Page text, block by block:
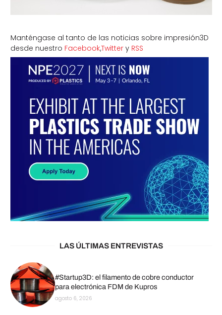
Manténgase al tanto de las noticias sobre impresión3D
desde nuestro Facebook,Twittery RSS
LAS ÚLTIMAS ENTREVISTAS
#Startup3D: el filamento de cobre conductor
para electrónica FDM de Kupros
agosto 6, 2026